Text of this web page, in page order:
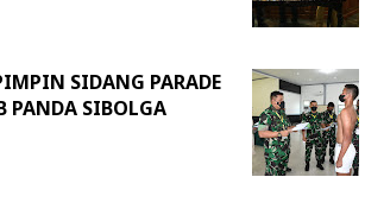
SIDANG PARADE
PANDA SIBOLGA